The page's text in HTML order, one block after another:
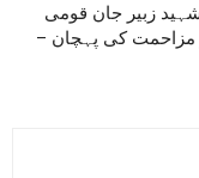
زبیر جان قومی
مزاحمت کی پہچان –